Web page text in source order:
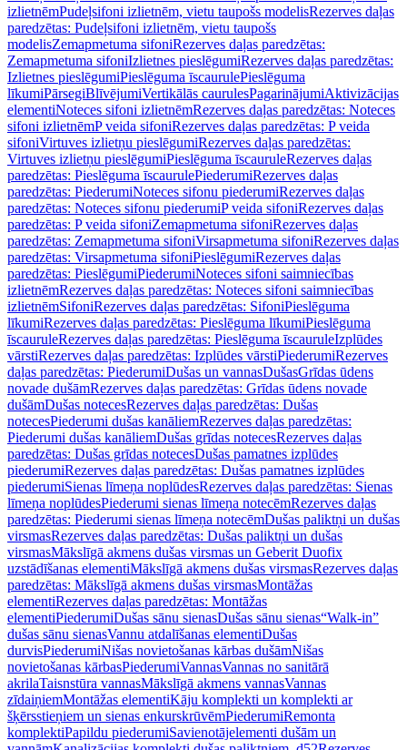
izlietnēmPudeļsifoni izlietnēm, vietu taupošs modelisRezerves daļas
paredzētas: Pudeļsifoni izlietnēm, vietu taupošs
modelisZemapmetuma sifoniRezerves daļas paredzētas:
Zemapmetuma sifoniIzlietnes pieslēgumiRezerves daļas paredzētas:
Izlietnes pieslēgumiPieslēguma īscaurulePieslēguma
līkumiPārsegiBlīvējumiVertikālās caurulesPagarinājumiAktivizācijas
elementiNoteces sifoni izlietnēmRezerves daļas paredzētas: Noteces
sifoni izlietnēmP veida sifoniRezerves daļas paredzētas: P veida
sifoniVirtuves izlietņu pieslēgumiRezerves daļas paredzētas:
Virtuves izlietņu pieslēgumiPieslēguma īscauruleRezerves daļas
paredzētas: Pieslēguma īscaurulePiederumiRezerves daļas
paredzētas: PiederumiNoteces sifonu piederumiRezerves daļas
paredzētas: Noteces sifonu piederumiP veida sifoniRezerves daļas
paredzētas: P veida sifoniZemapmetuma sifoniRezerves daļas
paredzētas: Zemapmetuma sifoniVirsapmetuma sifoniRezerves daļas
paredzētas: Virsapmetuma sifoniPieslēgumiRezerves daļas
paredzētas: PieslēgumiPiederumiNoteces sifoni saimniecības
izlietnēmRezerves daļas paredzētas: Noteces sifoni saimniecības
izlietnēmSifoniRezerves daļas paredzētas: SifoniPieslēguma
līkumiRezerves daļas paredzētas: Pieslēguma līkumiPieslēguma
īscauruleRezerves daļas paredzētas: Pieslēguma īscauruleIzplūdes
vārstiRezerves daļas paredzētas: Izplūdes vārstiPiederumiRezerves
daļas paredzētas: PiederumiDušas un vannasDušasGrīdas ūdens
novade dušāmRezerves daļas paredzētas: Grīdas ūdens novade
dušāmDušas notecesRezerves daļas paredzētas: Dušas
notecesPiederumi dušas kanāliemRezerves daļas paredzētas:
Piederumi dušas kanāliemDušas grīdas notecesRezerves daļas
paredzētas: Dušas grīdas notecesDušas pamatnes izplūdes
piederumiRezerves daļas paredzētas: Dušas pamatnes izplūdes
piederumiSienas līmeņa noplūdesRezerves daļas paredzētas: Sienas
līmeņa noplūdesPiederumi sienas līmeņa notecēmRezerves daļas
paredzētas: Piederumi sienas līmeņa notecēmDušas paliktņi un dušas
virsmasRezerves daļas paredzētas: Dušas paliktņi un dušas
virsmasMākslīgā akmens dušas virsmas un Geberit Duofix
uzstādīšanas elementiMākslīgā akmens dušas virsmasRezerves daļas
paredzētas: Mākslīgā akmens dušas virsmasMontāžas
elementiRezerves daļas paredzētas: Montāžas
elementiPiederumiDušas sānu sienasDušas sānu sienas“Walk-in”
dušas sānu sienasVannu atdalīšanas elementiDušas
durvisPiederumiNišas novietošanas kārbas dušāmNišas
novietošanas kārbasPiederumiVannasVannas no sanitārā
akrilaTaisnstūra vannasMākslīgā akmens vannasVannas
zīdaiņiemMontāžas elementiKāju komplekti un komplekti ar
šķērsstieņiem un sienas enkurskrūvēmPiederumiRemonta
komplektiPapildu piederumiSavienotājelementi dušām un